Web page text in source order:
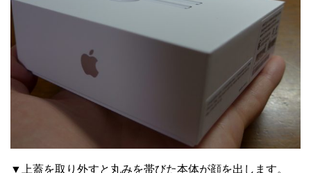
▼上蓋を取り外すと丸みを帯びた本体が顔を出します。